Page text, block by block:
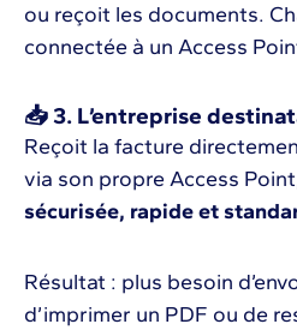
ou reçoit les documents.
connectée à un Access
📥3. L’entreprise
Reçoit la facture
via son propre Access
sécurisée, rapide et
Résultat : plus besoin
d’imprimer un PDF ou de